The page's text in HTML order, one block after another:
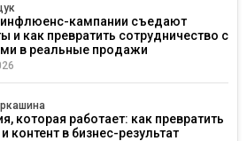
кампании съедают
и как превратить сотрудничество с
в реальные продажи
которая работает: как превратить
контент в бизнес-результат